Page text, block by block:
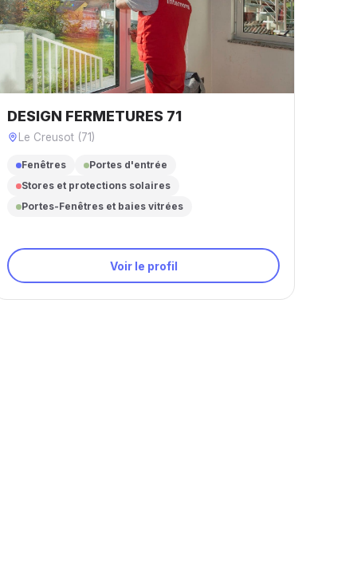
DESIGN FERMETURES 71
Le Creusot (71)
Fenêtres
Portes d'entrée
Stores et protections solaires
Portes-Fenêtres et baies vitrées
Voir le profil